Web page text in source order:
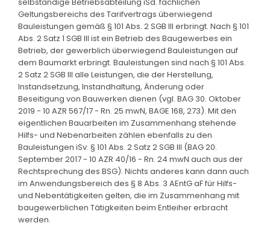
Geltungsbereichs des Tarifvertrags überwiegend
Bauleistungen gemäß § 101 Abs. 2 SGB III erbringt. Nach § 101
Abs. 2 Satz 1 SGB III ist ein Betrieb des Baugewerbes ein
Betrieb, der gewerblich überwiegend Bauleistungen auf
dem Baumarkt erbringt. Bauleistungen sind nach § 101 Abs.
2 Satz 2 SGB III alle Leistungen, die der Herstellung,
Instandsetzung, Instandhaltung, Änderung oder
Beseitigung von Bauwerken dienen (vgl. BAG 30. Oktober
2019 - 10 AZR 567/17 - Rn. 25 mwN, BAGE 168, 273). Mit den
eigentlichen Bauarbeiten im Zusammenhang stehende
Hilfs- und Nebenarbeiten zählen ebenfalls zu den
Bauleistungen iSv. § 101 Abs. 2 Satz 2 SGB III (BAG 20.
September 2017 - 10 AZR 40/16 - Rn. 24 mwN auch aus der
Rechtsprechung des BSG). Nichts anderes kann dann auch
im Anwendungsbereich des § 8 Abs. 3 AEntG aF für Hilfs-
und Nebentätigkeiten gelten, die im Zusammenhang mit
baugewerblichen Tätigkeiten beim Entleiher erbracht
werden.